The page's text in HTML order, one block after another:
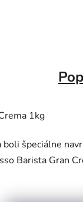
1kg
boli špeciálne
Barista Gran